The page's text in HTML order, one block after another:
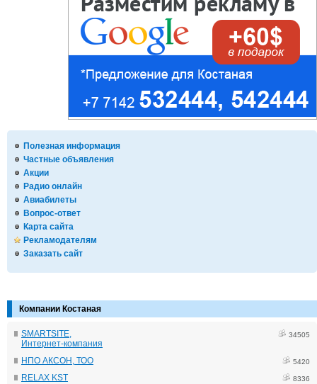
Полезная информация
Частные объявления
Акции
Радио онлайн
Авиабилеты
Вопрос-ответ
Карта сайта
Рекламодателям
Заказать сайт
Компании Костаная
SMARTSITE,
Интернет-компания
34505
НПО АКСОН, ТОО 5420
RELAX KST
8336